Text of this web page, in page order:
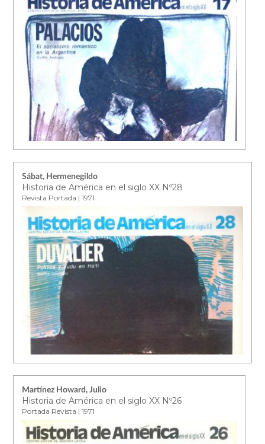
Sábat, Hermenegildo
Historia de América en el siglo XX Nº28
Revista Portada | 1971
Martínez Howard, Julio
Historia de América en el siglo XX Nº26
Portada Revista | 1971